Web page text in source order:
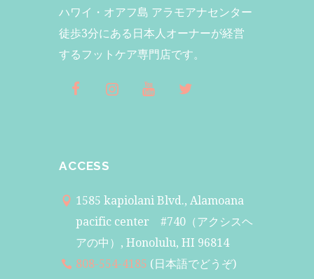
ハワイ・オアフ島 アラモアナセンター
徒歩3分にある日本人オーナーが経営
するフットケア専門店です。
ACCESS
1585 kapiolani Blvd., Alamoana
pacific center #740（アクシスヘ
アの中）, Honolulu, HI 96814
808-554-4185 (日本語でどうぞ)